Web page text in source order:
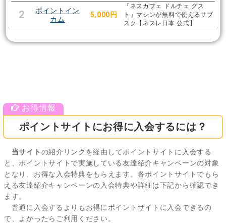
2
ポイントイン
カム
5,000円
「ネスカフェ ドルチェ グス
ト」マシンが無料で使えるサブ
スク【ネスレ日本 公式】
ポイントサイトにお得に入会するには？
当サイト の紹介リンクを経由してポイントサイトに入会する
と、ポイントサイトで実施している友達紹介キャンペーンの対象
となり、お得な入会特典をもらえます。各ポイントサイトでもら
える友達紹介キャンペーンの入会特典や詳細は下記から確認でき
ます。
普通に入会するよりもお得にポイントサイトに入会できるの
で、よかったらご利用ください。